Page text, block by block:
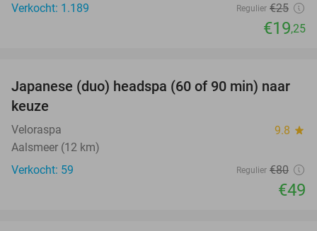
Verkocht: 1.189
Regulier €25
€19,25
39%
Japanese (duo) headspa (60 of 90 min) naar
keuze
Veloraspa 9.8 star
Aalsmeer (12 km)
Verkocht: 59
Regulier €80
€49